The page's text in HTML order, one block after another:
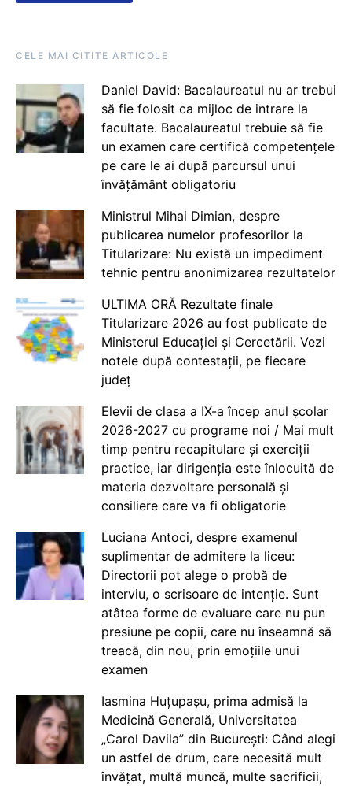
CELE MAI CITITE ARTICOLE
Daniel David: Bacalaureatul nu ar trebui
să fie folosit ca mijloc de intrare la
facultate. Bacalaureatul trebuie să fie
un examen care certifică competențele
pe care le ai după parcursul unui
învățământ obligatoriu
Ministrul Mihai Dimian, despre
publicarea numelor profesorilor la
Titularizare: Nu există un impediment
tehnic pentru anonimizarea rezultatelor
ULTIMA ORĂ Rezultate finale
Titularizare 2026 au fost publicate de
Ministerul Educației și Cercetării. Vezi
notele după contestații, pe fiecare
județ
Elevii de clasa a IX-a încep anul școlar
2026-2027 cu programe noi / Mai mult
timp pentru recapitulare și exerciții
practice, iar dirigenția este înlocuită de
materia dezvoltare personală și
consiliere care va fi obligatorie
Luciana Antoci, despre examenul
suplimentar de admitere la liceu:
Directorii pot alege o probă de
interviu, o scrisoare de intenție. Sunt
atâtea forme de evaluare care nu pun
presiune pe copii, care nu înseamnă să
treacă, din nou, prin emoțiile unui
examen
Iasmina Huțupașu, prima admisă la
Medicină Generală, Universitatea
„Carol Davila” din București: Când alegi
un astfel de drum, care necesită mult
învățat, multă muncă, multe sacrificii,